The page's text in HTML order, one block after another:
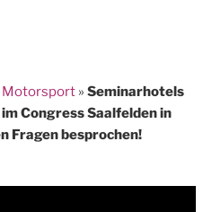
Motorsport » Seminarhotels
Congress Saalfelden in
Fragen besprochen!